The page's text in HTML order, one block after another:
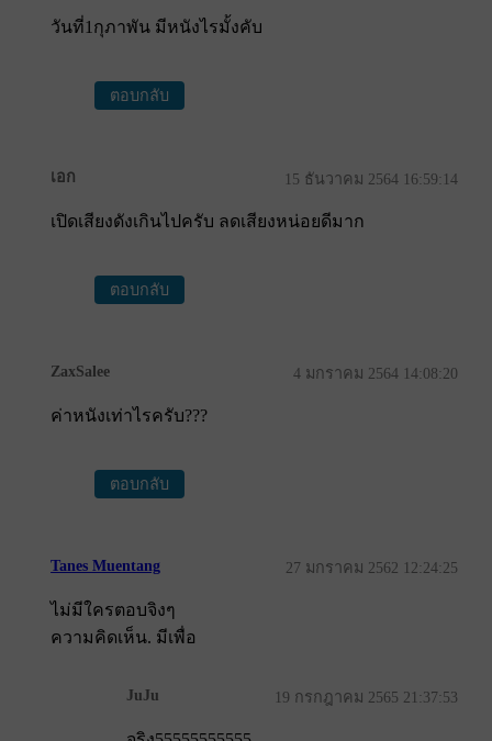
วันที่1กุภาพัน มีหนังไรมั้งคับ
ตอบกลับ
เอก 15 ธันวาคม 2564 16:59:14
เปิดเสียงดังเกินไปครับ ลดเสียงหน่อยดีมาก
ตอบกลับ
ZaxSalee 4 มกราคม 2564 14:08:20
ค่าหนังเท่าไรครับ???
ตอบกลับ
Tanes Muentang 27 มกราคม 2562 12:24:25
ไม่มีใครตอบจิงๆ
ความคิดเห็น. มีเพื่อ
JuJu 19 กรกฎาคม 2565 21:37:53